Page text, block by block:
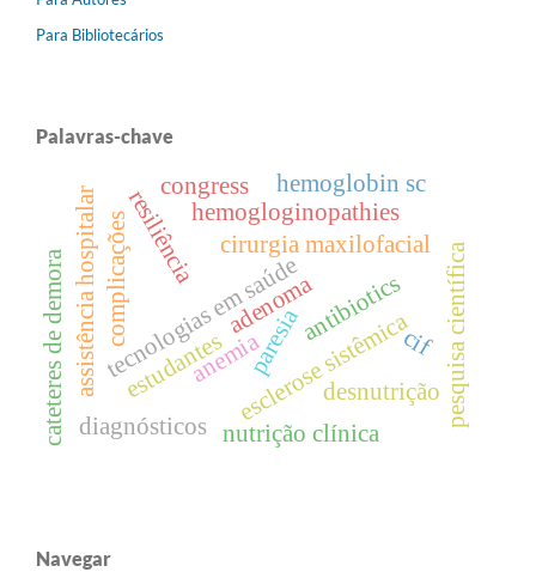
Para Bibliotecários
Palavras-chave
adenoma
tecnologias em saúdeesclerose sistêmica
resiliência cirurgia maxilofacial
nutrição clínica
paresiaantibioticscif
desnutrição
assistência hospitalar pesquisa científica
anemia
hemogloginopathies
cateteres de demora complicações
estudantes
hemoglobin sc
diagnósticos
congress
Navegar